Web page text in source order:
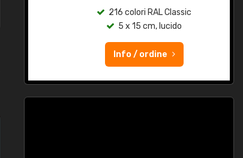
216 colori RAL Classic
5 x 15 cm, lucido
Info / ordine